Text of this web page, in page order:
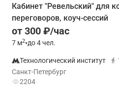
Кабинет "Ревельский" для
переговоров, коуч-сессий
от 300 ₽/час
7 м2•до 4 чел.
Технологический институт
Санкт-Петербург
2204